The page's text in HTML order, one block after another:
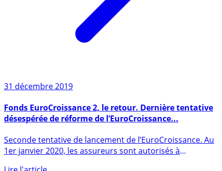
31 décembre 2019
désespérée de réforme de l’EuroCroissance...